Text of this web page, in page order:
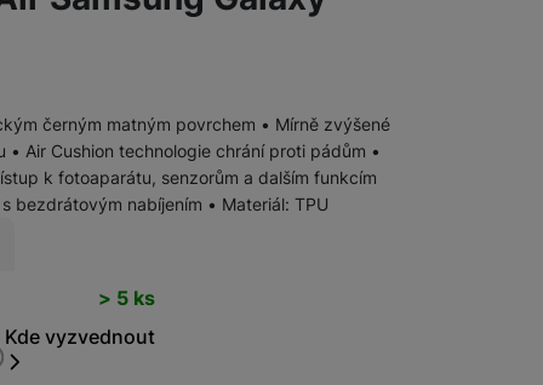
Nabíječky
Síťové nabíječky
Bezdrátové nabíječky
černým matným povrchem • Mírně zvýšené
Air Cushion technologie chrání proti pádům •
k fotoaparátu, senzorům a dalším funkcím
bezdrátovým nabíjením • Materiál: TPU
> 5 ks
Kde vyzvednout